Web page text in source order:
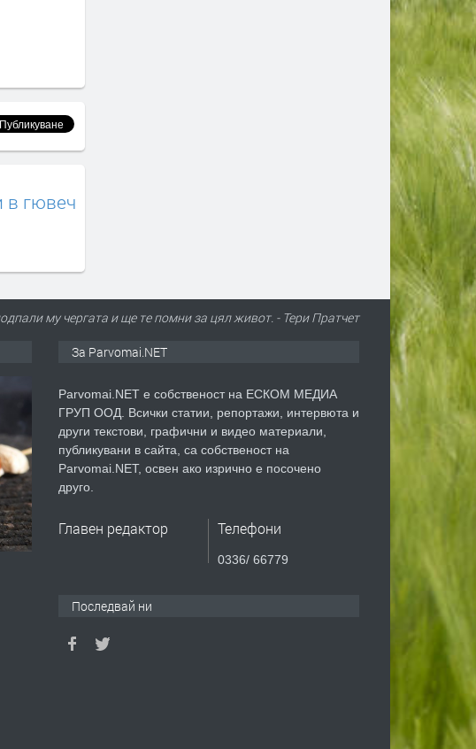
в гювеч
му чергата и ще те помни за цял живот. - Тери Пратчет
За Parvomai.NET
Parvomai.NET е собственост на ЕСКОМ МЕДИА
ГРУП ООД. Всички статии, репортажи, интервюта и
други текстови, графични и видео материали,
публикувани в сайта, са собственост на
Parvomai.NET, освен ако изрично е посочено
друго.
Главен редактор Телефони
0336/ 66779
Последвай ни